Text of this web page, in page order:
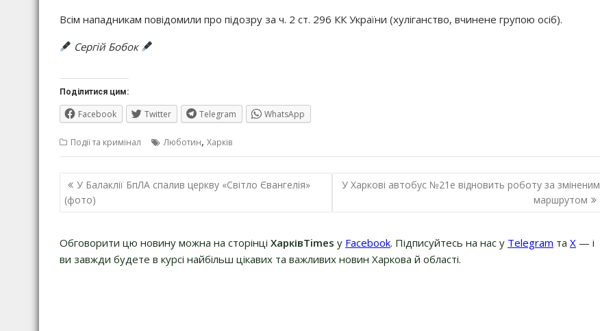
Всім нападникам повідомили про підозру за ч. 2 ст. 296 КК України (хуліганство, вчинене групою осіб).
Сергій Бобок
Поділитися цим:
Facebook Twitter Telegram WhatsApp
Події та кримінал Люботин, Харків
Навігація
записів
У Балаклії БпЛА спалив церкву «Світло Євангелія»
(фото)
У Харкові автобус №21е відновить роботу за зміненим
маршрутом
Обговорити цю новину можна на сторінці ХарківTimes у Facebook. Підписуйтесь на нас у Telegram та Х — і
ви завжди будете в курсі найбільш цікавих та важливих новин Харкова й області.